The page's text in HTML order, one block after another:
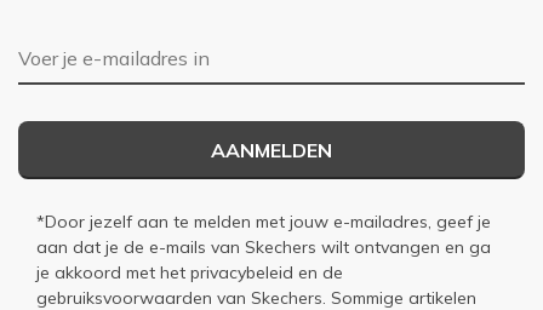
E-mailadres
AANMELDEN
*Door jezelf aan te melden met jouw e-mailadres, geef je
aan dat je de e-mails van Skechers wilt ontvangen en ga
je akkoord met het privacybeleid en de
gebruiksvoorwaarden van Skechers. Sommige artikelen